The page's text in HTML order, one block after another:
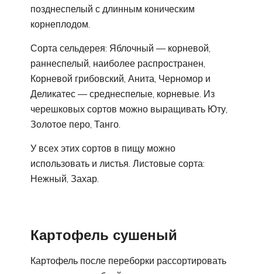
позднеспелый с длинным коническим
корнеплодом.
Сорта сельдерея: Яблочный — корневой,
раннеспелый, наиболее распространен,
Корневой грибовский, Анита, Черномор и
Деликатес — среднеспелые, корневые. Из
черешковых сортов можно выращивать Юту,
Золотое перо, Танго.
У всех этих сортов в пищу можно
использовать и листья. Листовые сорта:
Нежный, Захар.
Картофель сушеный
Картофель после переборки рассортировать